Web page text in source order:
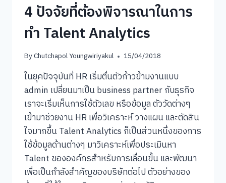
4 ปัจจัยที่ต้องพิจารณาในการ
ทำ Talent Analytics
ByChutchapol Youngwiriyakul 15/04/2018
ในยุคปัจจุบันที่ HR เริ่มตื่นตัวก้าวข้ามงานแบบ
admin เปลี่ยนมาเป็น business partner กับธุรกิจ
เราจะเริ่มเห็นการใช้ตัวเลข หรือข้อมูล ตัววัดต่างๆ
เข้ามาช่วยงาน HR เพื่อวิเคราะห์ วางแผน และตัดสิน
ใจมากขึ้น Talent Analytics ก็เป็นส่วนหนึ่งของการ
ใช้ข้อมูลด้านต่างๆ มาวิเคราะห์เพื่อประเมินหา
Talent ขององค์กรสำหรับการเลื่อนขั้น และพัฒนา
เพื่อเป็นกำลังสำคัญของบริษัทต่อไป ตัวอย่างของ